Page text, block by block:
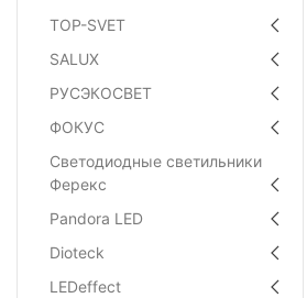
TOP-SVET
SALUX
РУСЭКОСВЕТ
ФОКУС
Светодиодные светильники
Ферекс
Pandora LED
Dioteck
LEDeffect